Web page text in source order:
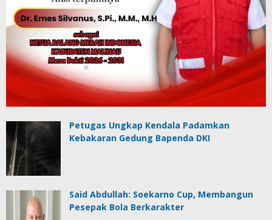
Petugas Ungkap Kendala Padamkan
Kebakaran Gedung Bapenda DKI
Said Abdullah: Soekarno Cup, Membangun
Pesepak Bola Berkarakter